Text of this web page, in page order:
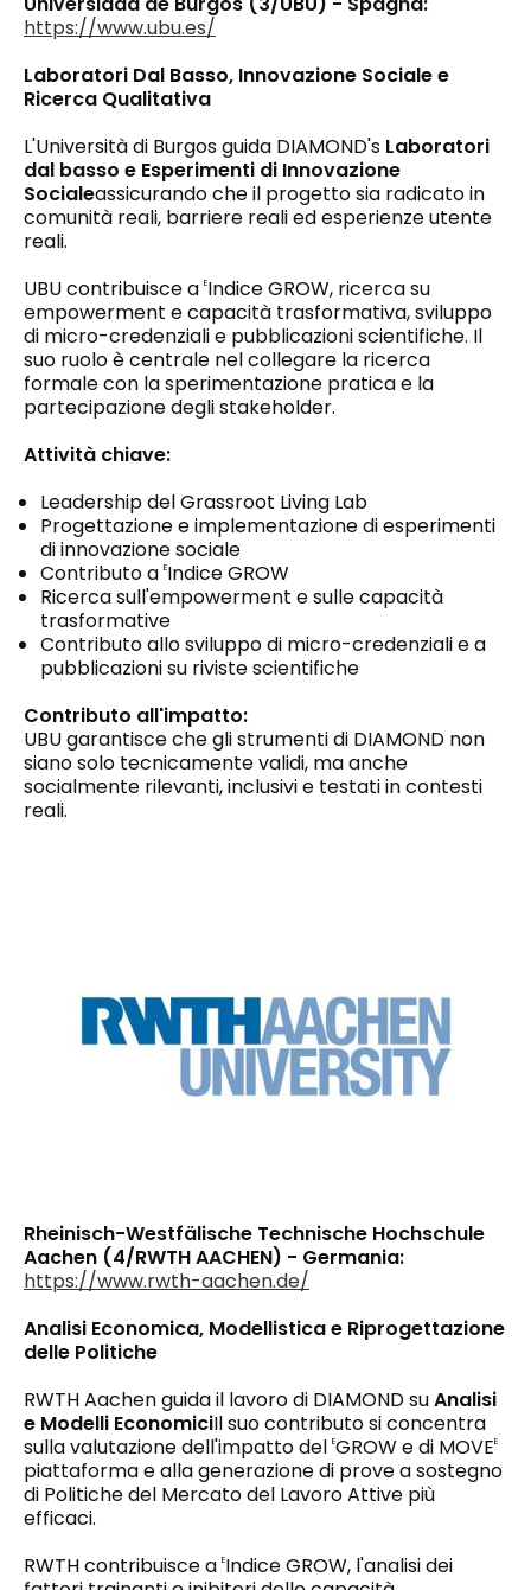
https://www.ubu.es/
Laboratori Dal Basso, Innovazione Sociale e
Ricerca Qualitativa
L'Università di Burgos guida DIAMOND's Laboratori
dal basso e Esperimenti di Innovazione
Socialeassicurando che il progetto sia radicato in
comunità reali, barriere reali ed esperienze utente
reali.
UBU contribuisce a EIndice GROW, ricerca su
empowerment e capacità trasformativa, sviluppo
di micro-credenziali e pubblicazioni scientifiche. Il
suo ruolo è centrale nel collegare la ricerca
formale con la sperimentazione pratica e la
partecipazione degli stakeholder.
Attività chiave:
Leadership del Grassroot Living Lab
Progettazione e implementazione di esperimenti
di innovazione sociale
Contributo a EIndice GROW
Ricerca sull'empowerment e sulle capacità
trasformative
Contributo allo sviluppo di micro-credenziali e a
pubblicazioni su riviste scientifiche
Contributo all'impatto:
UBU garantisce che gli strumenti di DIAMOND non
siano solo tecnicamente validi, ma anche
socialmente rilevanti, inclusivi e testati in contesti
reali.
Rheinisch-Westfälische Technische Hochschule
Aachen (4/RWTH AACHEN) - Germania:
https://www.rwth-aachen.de/
Analisi Economica, Modellistica e Riprogettazione
delle Politiche
RWTH Aachen guida il lavoro di DIAMOND suAnalisi
e Modelli EconomiciIl suo contributo si concentra
sulla valutazione dell'impatto del EGROW e di MOVEE
piattaforma e alla generazione di prove a sostegno
di Politiche del Mercato del Lavoro Attive più
efficaci.
RWTH contribuisce a EIndice GROW, l'analisi dei